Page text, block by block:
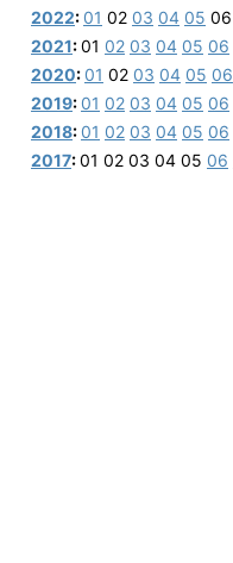
2022: 01 02 03 04 05 06
2021:01 02 03 04 05 06
2020: 01 02 03 04 05 06
2019: 01 02 03 04 05 06
2018: 01 02 03 04 05 06
2017:01 02 03 04 05 06